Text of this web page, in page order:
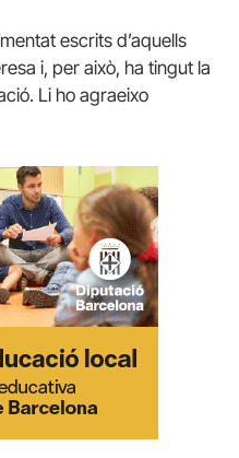
escrits d’aquells
i, per això, ha tingut la
Li ho agraeixo